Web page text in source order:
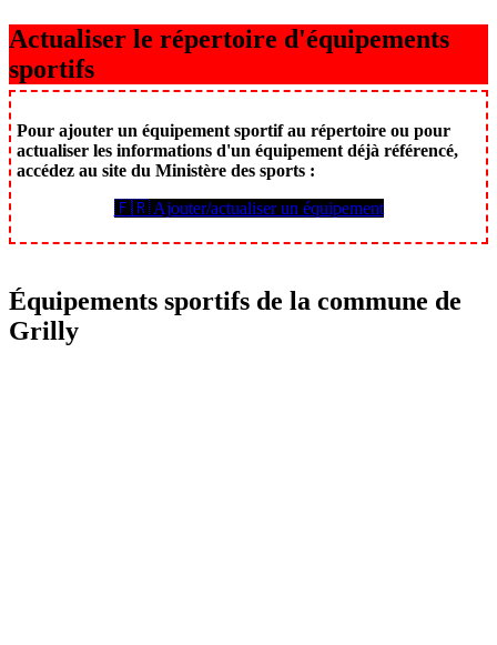
Actualiser le répertoire d'équipements
sportifs
Pour ajouter un équipement sportif au répertoire ou pour
actualiser les informations d'un équipement déjà référencé,
accédez au site du Ministère des sports :
🇫🇷 Ajouter/actualiser un équipement
Équipements sportifs de la commune de
Grilly